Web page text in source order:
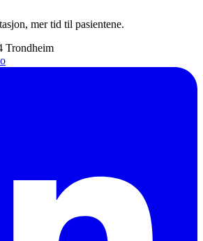
mer tid til pasientene.
Trondheim